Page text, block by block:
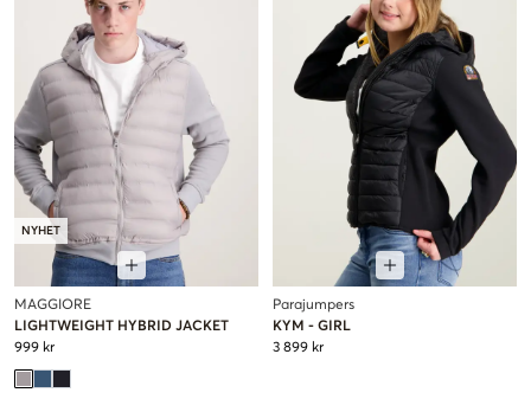
NYHET
MAGGIORE
LIGHTWEIGHT HYBRID JACKET
999 kr
Parajumpers
KYM - GIRL
3 899 kr